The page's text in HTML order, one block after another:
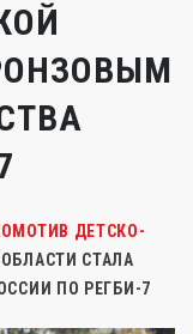
ДЕТСКО-
СТАЛА
ПО РЕГБИ-7